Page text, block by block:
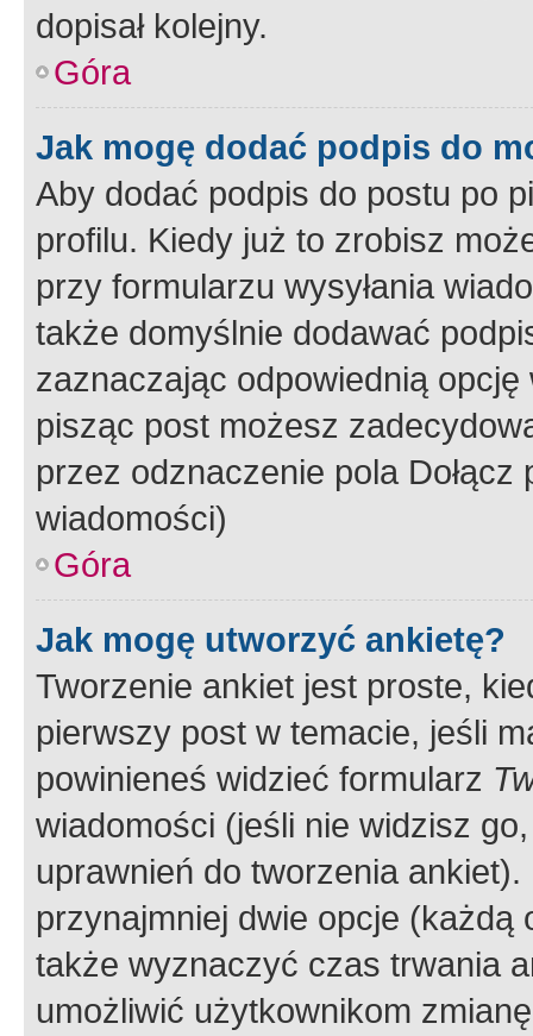
dopisał kolejny.
Góra
Jak mogę dodać podpis do
Aby dodać podpis do postu po
profilu. Kiedy już to zrobisz
przy formularzu wysyłania
także domyślnie dodawać
zaznaczając odpowiednią
pisząc post możesz
przez odznaczenie pola
wiadomości)
Góra
Jak mogę utworzyć ankietę?
Tworzenie ankiet jest proste,
pierwszy post w temacie, jeśli
powinieneś widzieć formularz
wiadomości (jeśli nie widzisz
uprawnień do tworzenia
przynajmniej dwie opcje
także wyznaczyć czas trwania
umożliwić użytkownikom